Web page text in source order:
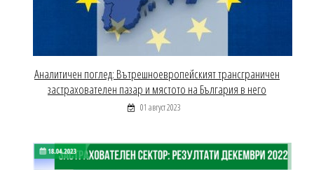
Аналитичен поглед: Вътрешноевропейският трансграничен
застрахователен пазар и мястото на България в него
01 август 2023